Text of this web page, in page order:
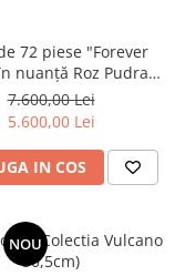
72 piese "Forever
nuanță Roz Pudrat
- Un Omagiu Adus
Mamelor
7.600,00 Lei
5.600,00 Lei
IN COS
NOU(Colectia Vulcano
30,5cm)